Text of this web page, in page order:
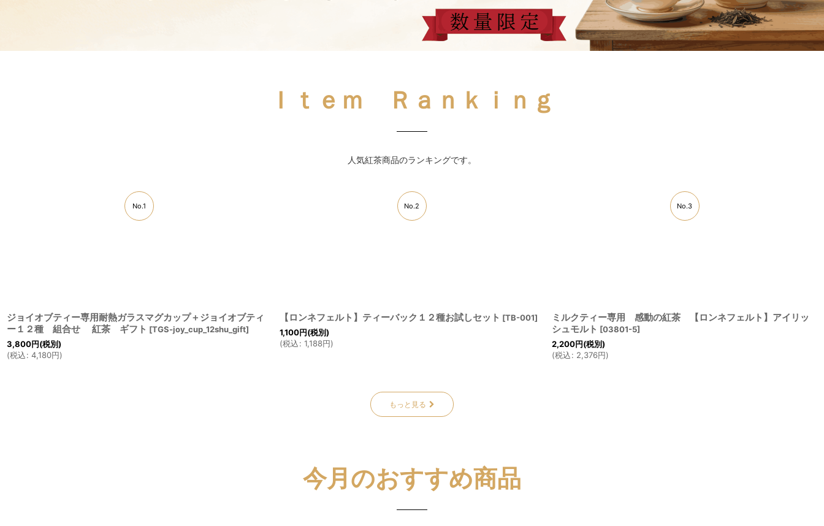
Ｉｔｅｍ Ｒａｎｋｉｎｇ
人気紅茶商品のランキングです。
No.1
ジョイオブティー専用耐熱ガラスマグカップ＋ジョイオブティ
ー１２種 組合せ 紅茶 ギフト [TGS-joy_cup_12shu_gift]
3,800円(税別)
(税込: 4,180円)
No.2
【ロンネフェルト】ティーバック１２種お試しセット [TB-001]
1,100円(税別)
(税込: 1,188円)
No.3
ミルクティー専用 感動の紅茶 【ロンネフェルト】アイリッ
シュモルト [03801-5]
2,200円(税別)
(税込: 2,376円)
もっと見る
今月のおすすめ商品